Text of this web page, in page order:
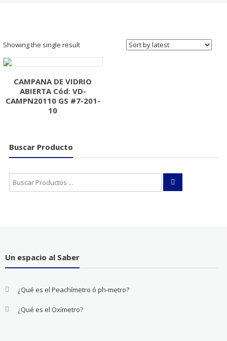
Showing the single result
CAMPANA DE VIDRIO
ABIERTA Cód: VD-
CAMPN20110 GS #7-201-
10
Buscar Producto
Buscar:
Un espacio al Saber
¿Qué es el Peachímetro ó ph-metro?
¿Qué es el Oxímetro?